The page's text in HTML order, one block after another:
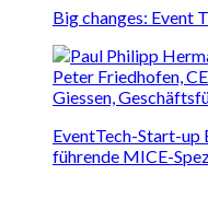
Big changes: Event
EventTech-Start-up
führende MICE-